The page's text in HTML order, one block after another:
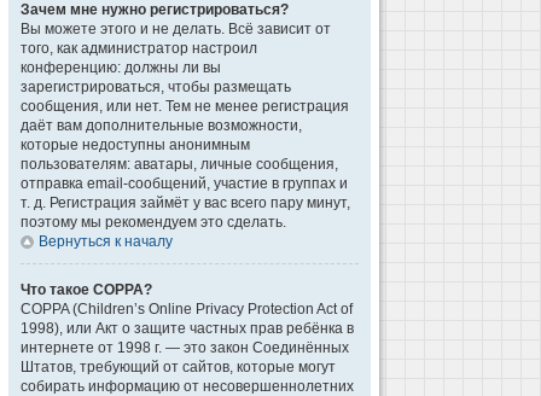
Зачем мне нужно регистрироваться?
Вы можете этого и не делать. Всё зависит от
того, как администратор настроил
конференцию: должны ли вы
зарегистрироваться, чтобы размещать
сообщения, или нет. Тем не менее регистрация
даёт вам дополнительные возможности,
которые недоступны анонимным
пользователям: аватары, личные сообщения,
отправка email-сообщений, участие в группах и
т. д. Регистрация займёт у вас всего пару минут,
поэтому мы рекомендуем это сделать.
Вернуться к началу
Что такое COPPA?
COPPA (Children’s Online Privacy Protection Act of
1998), или Акт о защите частных прав ребёнка в
интернете от 1998 г. — это закон Соединённых
Штатов, требующий от сайтов, которые могут
собирать информацию от несовершеннолетних